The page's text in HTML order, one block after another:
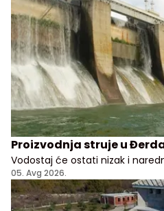
Proizvodnja struje u
Vodostaj će ostati nizak i
Elektroprivrede Srbije uveravaju
nemaju razloga za brigu
05. Avg 2026.